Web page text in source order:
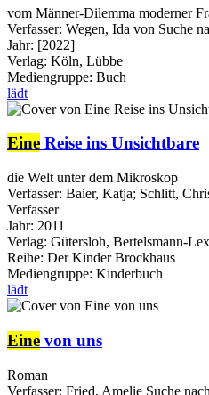
vom Männer-Dilemma moderner
Verfasser: Wegen, Ida von Suche
Jahr: [2022]
Verlag: Köln, Lübbe
Mediengruppe: Buch
lädt
Eine Reise ins Unsichtbare
die Welt unter dem Mikroskop
Verfasser: Baier, Katja; Schlitt,
Verfasser
Jahr: 2011
Verlag: Gütersloh, Bertelsmann-
Reihe: Der Kinder Brockhaus
Mediengruppe: Kinderbuch
lädt
Eine von uns
Roman
Verfasser: Fried, Amelie Suche